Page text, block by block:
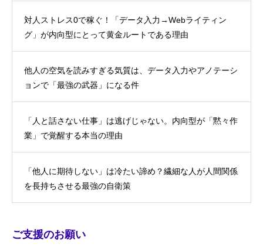
対人ストレス0で稼ぐ！「データ入力→Webライティン
グ」が内向型にとって黄金ルートである理由
他人の空気を読みすぎる気質は、データ入力やアノテーシ
ョンで「最強の武器」になる件
「人と話さない仕事」は逃げじゃない。内向型が「黙々作
業」で覚醒する本当の理由
「他人に期待しない」は冷たい諦め？繊細な人が人間関係
を長持ちさせる最強の自衛策
ご支援のお願い